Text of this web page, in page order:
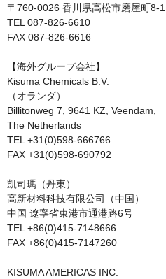
〒760-0026 香川県高松市磨屋町8-1
TEL 087-826-6610
FAX 087-826-6616
【海外グループ会社】
Kisuma Chemicals B.V.
（オランダ）
Billitonweg 7, 9641 KZ, Veendam,
The Netherlands
TEL +31(0)598-666766
FAX +31(0)598-690792
凱司瑪（丹東）
高新材料科技有限公司（中国）
中国 遼寧省東港市通港路6号
TEL +86(0)415-7148666
FAX +86(0)415-7147260
KISUMA AMERICAS INC.